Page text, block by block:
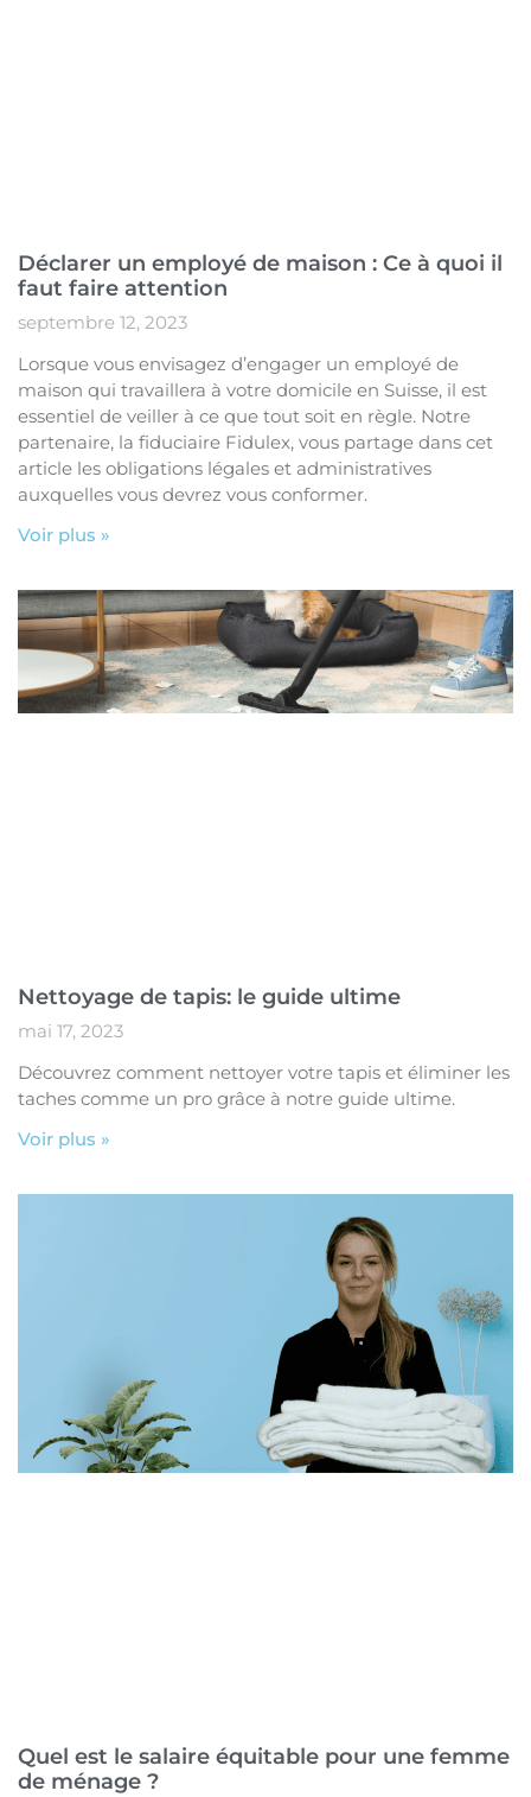
Déclarer un employé de maison : Ce à quoi il
faut faire attention
septembre 12, 2023
Lorsque vous envisagez d’engager un employé de
maison qui travaillera à votre domicile en Suisse, il est
essentiel de veiller à ce que tout soit en règle. Notre
partenaire, la fiduciaire Fidulex, vous partage dans cet
article les obligations légales et administratives
auxquelles vous devrez vous conformer.
Voir plus »
Nettoyage de tapis: le guide ultime
mai 17, 2023
Découvrez comment nettoyer votre tapis et éliminer les
taches comme un pro grâce à notre guide ultime.
Voir plus »
Quel est le salaire équitable pour une femme
de ménage ?